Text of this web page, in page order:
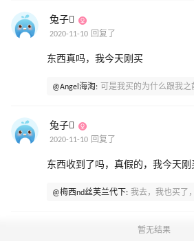
兔子
2020-11-10 回复了
东西真吗，我今天刚买
@Angel海淘: 可是我买的为什么跟我之
兔子
2020-11-10 回复了
东西收到了吗，真假的，我今天刚
@梅西nd丝芙兰代下: 我去，我也买了
暂无结果